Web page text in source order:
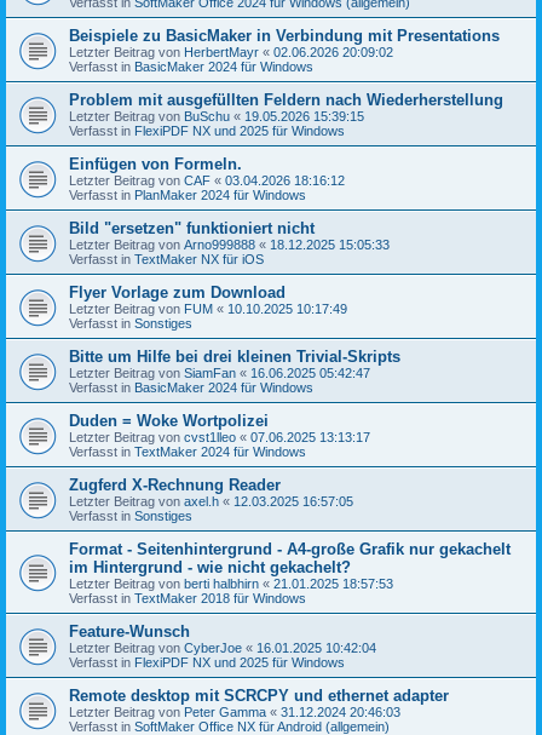
Beispiele zu BasicMaker in Verbindung mit Presentations
Letzter Beitrag von HerbertMayr « 02.06.2026 20:09:02
Verfasst in BasicMaker 2024 für Windows
Problem mit ausgefüllten Feldern nach Wiederherstellung
Letzter Beitrag von BuSchu « 19.05.2026 15:39:15
Verfasst in FlexiPDF NX und 2025 für Windows
Einfügen von Formeln.
Letzter Beitrag von CAF « 03.04.2026 18:16:12
Verfasst in PlanMaker 2024 für Windows
Bild "ersetzen" funktioniert nicht
Letzter Beitrag von Arno999888 « 18.12.2025 15:05:33
Verfasst in TextMaker NX für iOS
Flyer Vorlage zum Download
Letzter Beitrag von FUM « 10.10.2025 10:17:49
Verfasst in Sonstiges
Bitte um Hilfe bei drei kleinen Trivial-Skripts
Letzter Beitrag von SiamFan « 16.06.2025 05:42:47
Verfasst in BasicMaker 2024 für Windows
Duden = Woke Wortpolizei
Letzter Beitrag von cvst1lleo « 07.06.2025 13:13:17
Verfasst in TextMaker 2024 für Windows
Zugferd X-Rechnung Reader
Letzter Beitrag von axel.h « 12.03.2025 16:57:05
Verfasst in Sonstiges
Format - Seitenhintergrund - A4-große Grafik nur gekachelt
im Hintergrund - wie nicht gekachelt?
Letzter Beitrag von berti halbhirn « 21.01.2025 18:57:53
Verfasst in TextMaker 2018 für Windows
Feature-Wunsch
Letzter Beitrag von CyberJoe « 16.01.2025 10:42:04
Verfasst in FlexiPDF NX und 2025 für Windows
Remote desktop mit SCRCPY und ethernet adapter
Letzter Beitrag von Peter Gamma « 31.12.2024 20:46:03
Verfasst in SoftMaker Office NX für Android (allgemein)